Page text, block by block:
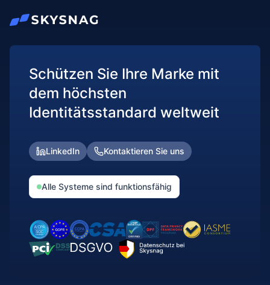
Schützen Sie Ihre Marke mit
dem höchsten
Identitätsstandard weltweit
LinkedIn Kontaktieren Sie uns
Alle Systeme sind funktionsfähig